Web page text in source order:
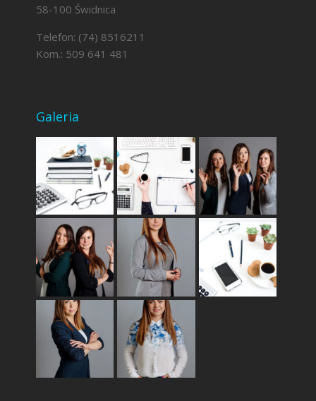
58-100 Świdnica
Telefon: (74) 8516211
Kom.: 509 641 481
Galeria